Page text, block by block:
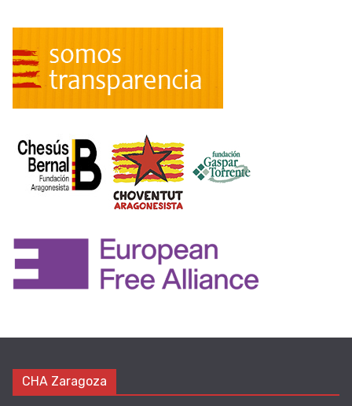
CHA Zaragoza